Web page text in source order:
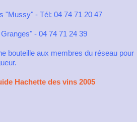
"Mussy" - Tél: 04 74 71 20 47
- 04 74 71 24 39
bouteille aux membres du réseau pour
Hachette des vins 2005